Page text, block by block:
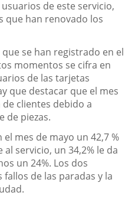
de este servicio,
que han renovado los
se han registrado en el
momentos se cifra en
de las tarjetas
que destacar que el mes
clientes debido a
de piezas.
mes de mayo un 42,7 %
servicio, un 34,2% le da
un 24%. Los dos
de las paradas y la